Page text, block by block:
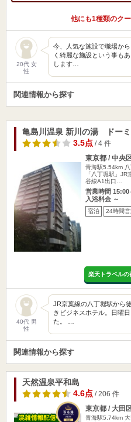
他にも1種類のク
20代 女
性
今、人気な施設で職場か
く綺麗な施設という事も
します…
関連情報から探す
亀島川温泉 新川の湯 ドー
3.5点/ 4 件
東京都 / 中央
青海駅5.54km
「八丁堀駅」
谷線A1出口…
営業時間 15:00
入浴料金 ～
宿泊 24時間
楽天トラベルの
40代 男
性
JR京葉線の八丁堀駅から
きビジネスホテル。日曜
た。 …
関連情報から探す
天然温泉平和島
4.6点/ 206 件
東京都 / 大田
青海駅5.74km